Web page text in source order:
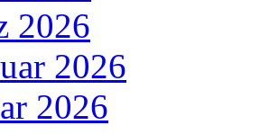
2026
2026
2026